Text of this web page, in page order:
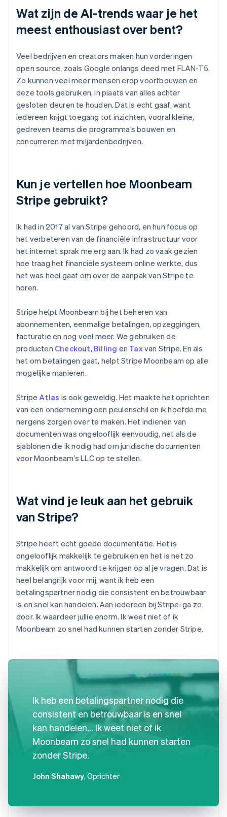
Wat zijn de AI-trends waar je het
meest enthousiast over bent?
Veel bedrijven en creators maken hun vorderingen
open source, zoals Google onlangs deed met FLAN-T5.
Zo kunnen veel meer mensen erop voortbouwen en
deze tools gebruiken, in plaats van alles achter
gesloten deuren te houden. Dat is echt gaaf, want
iedereen krijgt toegang tot inzichten, vooral kleine,
gedreven teams die programma’s bouwen en
concurreren met miljardenbedrijven.
Kun je vertellen hoe Moonbeam
Stripe gebruikt?
Ik had in 2017 al van Stripe gehoord, en hun focus op
het verbeteren van de financiële infrastructuur voor
het internet sprak me erg aan. Ik had zo vaak gezien
hoe traag het financiële systeem online werkte, dus
het was heel gaaf om over de aanpak van Stripe te
horen.
Stripe helpt Moonbeam bij het beheren van
abonnementen, eenmalige betalingen, opzeggingen,
facturatie en nog veel meer. We gebruiken de
producten Checkout, Billing en Taxvan Stripe. En als
het om betalingen gaat, helpt Stripe Moonbeam op alle
mogelijke manieren.
Stripe Atlas is ook geweldig. Het maakte het oprichten
van een onderneming een peulenschil en ik hoefde me
nergens zorgen over te maken. Het indienen van
documenten was ongelooflijk eenvoudig, net als de
sjablonen die ik nodig had om juridische documenten
voor Moonbeam’s LLC op te stellen.
Wat vind je leuk aan het gebruik
van Stripe?
Stripe heeft echt goede documentatie. Het is
ongelooflijk makkelijk te gebruiken en het is net zo
makkelijk om antwoord te krijgen op al je vragen. Dat is
heel belangrijk voor mij, want ik heb een
betalingspartner nodig die consistent en betrouwbaar
is en snel kan handelen. Aan iedereen bij Stripe: ga zo
door. Ik waardeer jullie enorm. Ik weet niet of ik
Moonbeam zo snel had kunnen starten zonder Stripe.
Ik heb een betalingspartner nodig die
consistent en betrouwbaar is en snel
kan handelen... Ik weet niet of ik
Moonbeam zo snel had kunnen starten
zonder Stripe.
John Shahawy, Oprichter